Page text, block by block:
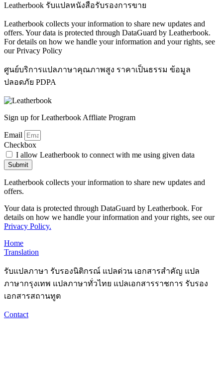
Leatherbook รับแปลหนังสือรับรองการขาย
Leatherbook collects your information to share new updates and
offers. Your data is protected through DataGuard by Leatherbook.
For details on how we handle your information and your rights, see
our Privacy Policy
ศูนย์บริการแปลภาษาคุณภาพสูง ราคาเป็นธรรม ข้อมูล
ปลอดภัย PDPA
Sign up for Leatherbook Affliate Program
Email
Checkbox
I allow Leatherbook to connect with me using given data
Submit
Leatherbook collects your information to share new updates and
offers.
Your data is protected through DataGuard by Leatherbook. For
details on how we handle your information and your rights, see our
Privacy Policy.
Home
Translation
รับแปลภาษา รับรองนิติกรณ์ แปลด่วน เอกสารสำคัญ แปล
ภาษากรุงเทพ แปลภาษาทั่วไทย แปลเอกสารราชการ รับรอง
เอกสารสถานทูต
Contact